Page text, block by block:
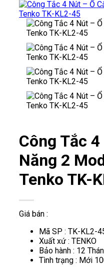
Công Tắc
Năng 2
Tenko TK-
Giá bán :
Mã SP : TK-KL2-
Xuất xứ : TENKO
Bảo hành : 12
Tình trạng : Mới